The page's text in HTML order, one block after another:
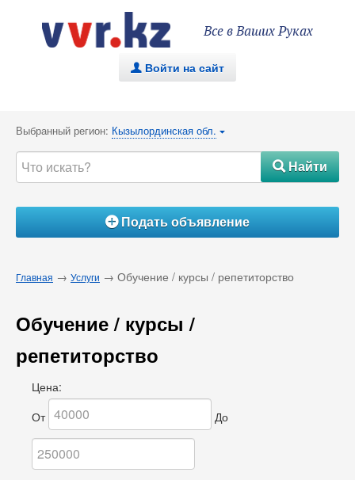
Все в Ваших Руках
. Войти на сайт
Выбранный регион: Кызылординская обл. {
#Найти
ÁПодать объявление
Главная → Услуги → Обучение / курсы / репетиторство
Обучение / курсы /
репетиторство
Цена:
От
До